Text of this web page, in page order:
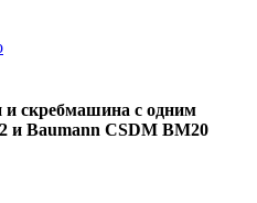
скребмашина с одним
и Baumann CSDM BM20